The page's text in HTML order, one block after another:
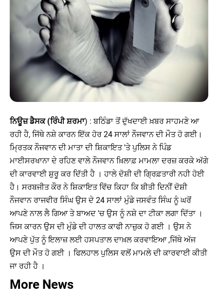
ਨਿਊਜ਼ ਡੈਸਕ (ਰਿੰਪੀ ਸ਼ਰਮਾ) : ਬਠਿੰਡਾ ਤੋਂ ਦੁੱਖਦਾਈ ਖ਼ਬਰ ਸਾਹਮਣੇ ਆ
ਰਹੀ ਹੈ, ਜਿੱਥੇ ਨਸ਼ੇ ਕਾਰਨ ਇੱਕ ਹੋਰ 24 ਸਾਲਾਂ ਨੌਜਵਾਨ ਦੀ ਮੌਤ ਹੋ ਗਈ।
ਮ੍ਰਿਤਕ ਨੌਜਵਾਨ ਦੀ ਮਾਤਾ ਦੀ ਸ਼ਿਕਾਇਤ 'ਤੇ ਪੁਲਿਸ ਨੇ ਪਿੰਡ
ਮਾਈਸਰਖਾਨਾ ਦੇ ਰਹਿਣ ਵਾਲੇ ਨੌਜਵਾਨ ਖ਼ਿਲਾਫ਼ ਮਾਮਲਾ ਦਰਜ਼ ਕਰਕੇ ਅੱਗੇ
ਦੀ ਕਾਰਵਾਈ ਸ਼ੁਰੂ ਕਰ ਦਿੱਤੀ ਹੈ । ਹਾਲੇ ਦੋਸ਼ੀ ਦੀ ਗ੍ਰਿਫ਼ਤਾਰੀ ਨਹੀ ਹੋਈ
ਹੈ। ਸਰਬਜੀਤ ਕੌਰ ਨੇ ਸ਼ਿਕਾਇਤ ਵਿੱਚ ਕਿਹਾ ਕਿ ਬੀਤੀ ਦਿਨੀਂ ਦੋਸ਼ੀ
ਨੌਜਵਾਨ ਰਾਜਵੀਰ ਸਿੰਘ ਉਸ ਦੇ 24 ਸਾਲਾਂ ਮੁੰਡੇ ਜਸਵੰਤ ਸਿੰਘ ਨੂੰ ਘਰੋਂ
ਆਪਣੇ ਨਾਲ ਲੈ ਗਿਆ ਤੇ ਬਾਅਦ 'ਚ ਉਸ ਨੂੰ ਨਸ਼ੇ ਦਾ ਟੀਕਾ ਲਗਾ ਦਿੱਤਾ ।
ਜਿਸ ਕਾਰਨ ਉਸ ਦੀ ਮੁੰਡੇ ਦੀ ਹਾਲਤ ਕਾਫੀ ਨਾਜ਼ੁਕ ਹੋ ਗਈ । ਉਸ ਨੇ
ਆਪਣੇ ਪੁੱਤ ਨੂੰ ਇਲਾਜ਼ ਲਈ ਹਸਪਤਾਲ ਦਾਖ਼ਲ ਕਰਵਾਇਆ ,ਜਿੱਥੇ ਅੱਜ
ਉਸ ਦੀ ਮੌਤ ਹੋ ਗਈ । ਫਿਲਹਾਲ ਪੁਲਿਸ ਵਲੋਂ ਮਾਮਲੇ ਦੀ ਕਾਰਵਾਈ ਕੀਤੀ
ਜਾ ਰਹੀ ਹੈ ।
More News